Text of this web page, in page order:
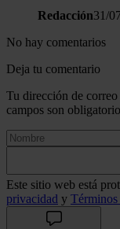
Redacción31/
No hay comentarios
Deja tu comentario
Tu dirección de
campos son
Este sitio web está
privacidad y